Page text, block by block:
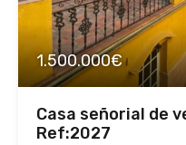
1.500.000€
Casa señorial de
Ref:2027